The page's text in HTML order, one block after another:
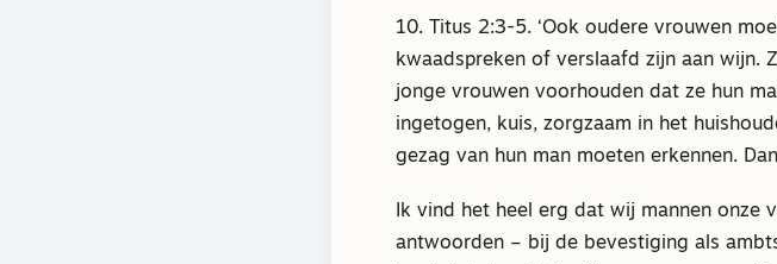
10. Titus 2:3-5. ‘Ook oudere vrouwen
kwaadspreken of verslaafd zijn aan wijn.
jonge vrouwen voorhouden dat ze hun
ingetogen, kuis, zorgzaam in het
gezag van hun man moeten erkennen.
Ik vind het heel erg dat wij mannen
antwoorden – bij de bevestiging als